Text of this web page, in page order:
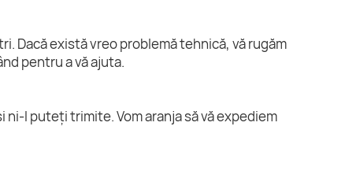
Dacă există vreo problemă tehnică, vă rugăm
pentru a vă ajuta.
l puteți trimite. Vom aranja să vă expediem